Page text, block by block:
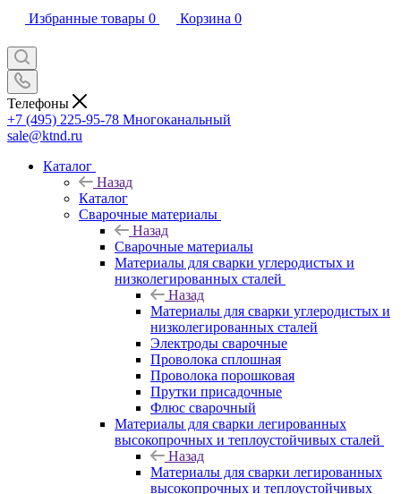
Избранные товары 0 Корзина 0
Телефоны
+7 (495) 225-95-78 Многоканальный
sale@ktnd.ru
Каталог
Назад
Каталог
Сварочные материалы
Назад
Сварочные материалы
Материалы для сварки углеродистых и
низколегированных сталей
Назад
Материалы для сварки углеродистых и
низколегированных сталей
Электроды сварочные
Проволока сплошная
Проволока порошковая
Прутки присадочные
Флюс сварочный
Материалы для сварки легированных
высокопрочных и теплоустойчивых сталей
Назад
Материалы для сварки легированных
высокопрочных и теплоустойчивых